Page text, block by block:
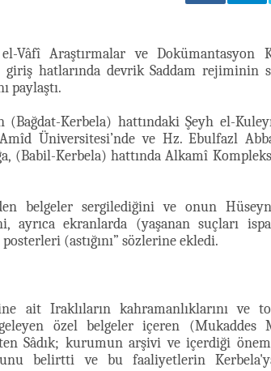
Vâfî Araştırmalar ve Dokümantasyon
hatlarında devrik Saddam rejiminin
paylaştı.
(Bağdat-Kerbela) hattındaki Şeyh el-
Üniversitesi’nde ve Hz. Ebulfazl
(Babil-Kerbela) hattında Alkamî
belgeler sergilediğini ve onun
ayrıca ekranlarda (yaşanan suçları
(astığını” sözlerine ekledi.
ait Iraklıların kahramanlıklarını ve
özel belgeler içeren
(Mukaddes
Sâdık; kurumun arşivi ve içerdiği
belirtti ve bu faaliyetlerin